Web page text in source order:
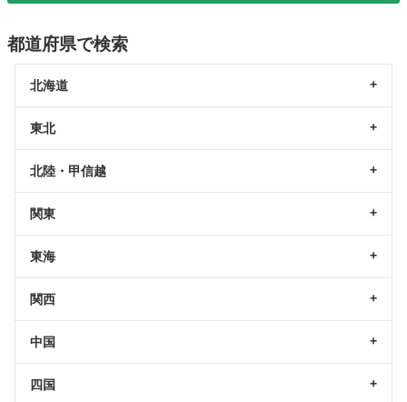
都道府県で検索
北海道
東北
北陸・甲信越
関東
東海
関西
中国
四国